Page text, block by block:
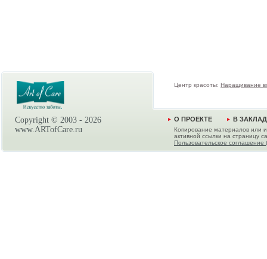
Copyright © 2003 - 2026
www.ARTofCare.ru
Центр красоты: Наращивание
О ПРОЕКТЕ В
Копирование материалов или
активной ссылки на страницу
Пользовательское